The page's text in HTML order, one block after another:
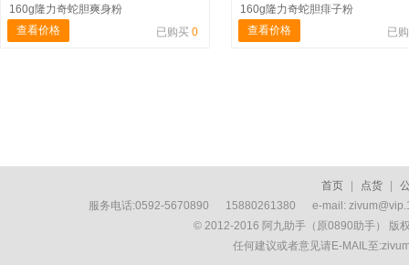
160g隆力奇蛇胆爽身粉
查看价格
已购买 0
160g隆力奇蛇胆痱子粉
查看价格
已
首页 点货
服务电话:0592-5670890 15880261380 e-mail:
© 2012-2016 阿九助手（原0890助手） 版
任何建议或者意见请E-MAIL至